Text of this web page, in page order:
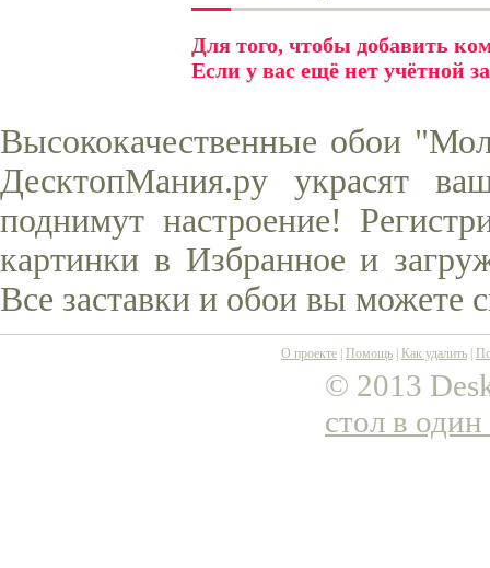
Для того, чтобы добавить
Если у вас ещё нет учётной
Высококачественные обои
ДесктопМания.ру украсят
поднимут настроение!
картинки в Избранное и
Все заставки и обои вы можете
О проекте Помощь Как удалить
© 2013
стол в